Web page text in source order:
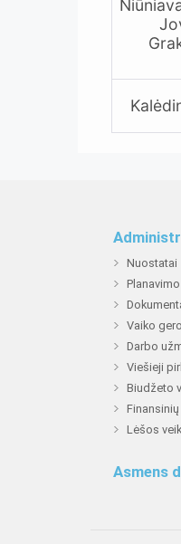
Nuostatai
Vaiko
Darbo
Viešieji
Biudžeto
Lėšos
Asmens